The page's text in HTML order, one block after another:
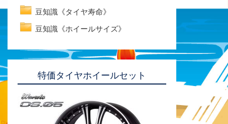
豆知識《タイヤ寿命》
豆知識《ホイールサイズ》
特価タイヤホイールセット